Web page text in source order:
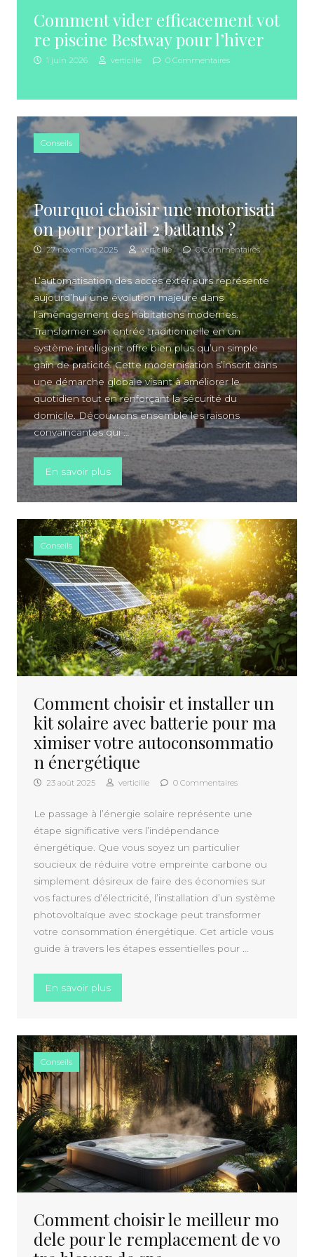
Comment vider efficacement vot
re piscine Bestway pour l’hiver
1 juin 2026 verticille 0 Commentaires
Conseils
Pourquoi choisir une motorisati
on pour portail 2 battants ?
27 novembre 2025 verticille 0 Commentaires
L’automatisation des accès extérieurs représente
aujourd’hui une évolution majeure dans
l’aménagement des habitations modernes.
Transformer son entrée traditionnelle en un
système intelligent offre bien plus qu’un simple
gain de praticité. Cette modernisation s’inscrit dans
une démarche globale visant à améliorer le
quotidien tout en renforçant la sécurité du
domicile. Découvrons ensemble les raisons
convaincantes qui …
En savoir plus« Pourquoi choisir une motorisation pour
Conseils
Comment choisir et installer un
kit solaire avec batterie pour ma
ximiser votre autoconsommatio
n énergétique
23 août 2025 verticille 0 Commentaires
Le passage à l’énergie solaire représente une
étape significative vers l’indépendance
énergétique. Que vous soyez un particulier
soucieux de réduire votre empreinte carbone ou
simplement désireux de faire des économies sur
vos factures d’électricité, l’installation d’un système
photovoltaïque avec stockage peut transformer
votre consommation énergétique. Cet article vous
guide à travers les étapes essentielles pour …
En savoir plus« Comment choisir et installer un kit
Conseils
Comment choisir le meilleur mo
dele pour le remplacement de vo
A PROPOS